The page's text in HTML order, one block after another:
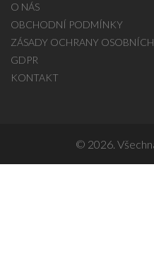
O NÁS
OBCHODNÍ PODMÍNKY
ZÁSADY OCHRANY
GDPR
KONTAKT
© 2026.